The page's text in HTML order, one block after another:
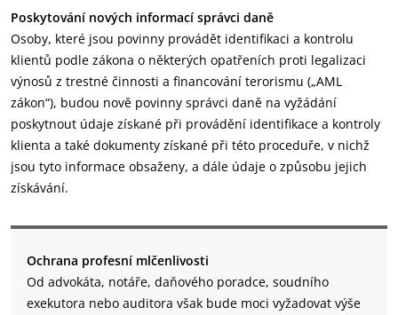
Poskytování nových informací správci daně
Osoby, které jsou povinny provádět identifikaci a kontrolu
klientů podle zákona o některých opatřeních proti legalizaci
výnosů z trestné činnosti a financování terorismu („AML
zákon“), budou nově povinny správci daně na vyžádání
poskytnout údaje získané při provádění identifikace a kontroly
klienta a také dokumenty získané při této proceduře, v nichž
jsou tyto informace obsaženy, a dále údaje o způsobu jejich
získávání.
Ochrana profesní mlčenlivosti
Od advokáta, notáře, daňového poradce, soudního
exekutora nebo auditora však bude moci vyžadovat výše